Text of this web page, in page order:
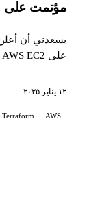
مؤتمت على AWS EC2
١٢ يناير ٢٠٢٥
AWS
Terraform